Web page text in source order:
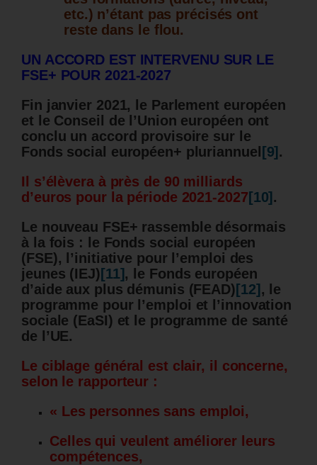
etc.) n’étant pas précisés ont
reste dans le flou.
UN ACCORD EST INTERVENU SUR LE
FSE+ POUR 2021-2027
Fin janvier 2021, le Parlement européen
et le Conseil de l’Union européen ont
conclu un accord provisoire sur le
Fonds social européen+ pluriannuel [9] .
Il s’élèvera à près de 90 milliards
d’euros pour la période 2021-2027 [10] .
Le nouveau FSE+ rassemble désormais
à la fois : le Fonds social européen
(FSE), l’initiative pour l’emploi des
jeunes (IEJ) [11], le Fonds européen
d’aide aux plus démunis (FEAD) [12] , le
programme pour l’emploi et l’innovation
sociale (EaSI) et le programme de santé
de l’UE.
Le ciblage général est clair, il concerne,
selon le rapporteur :
« Les personnes sans emploi,
Celles qui veulent améliorer leurs
compétences,